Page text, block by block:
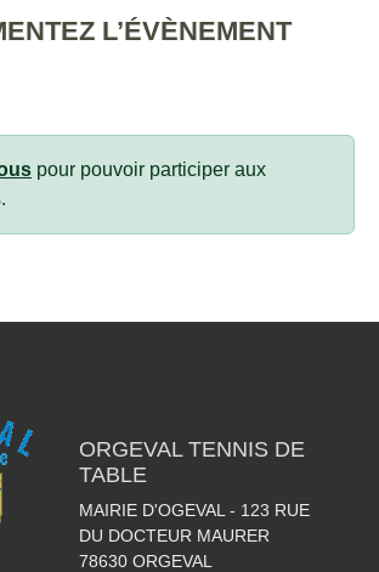
L’ÉVÈNEMENT
pour pouvoir participer aux
ORGEVAL TENNIS DE
TABLE
MAIRIE D'OGEVAL - 123 RUE
DU DOCTEUR MAURER
78630 ORGEVAL